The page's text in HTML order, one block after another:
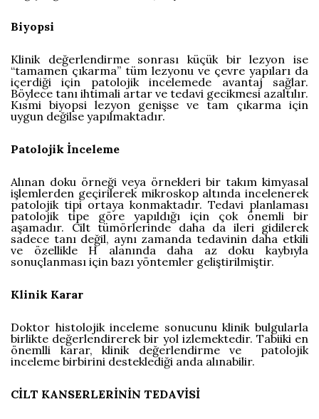
Biyopsi
Klinik değerlendirme sonrası küçük bir lezyon ise
“tamamen çıkarma” tüm lezyonu ve çevre yapıları da
içerdiği için patolojik incelemede avantaj sağlar.
Böylece tanı ihtimali artar ve tedavi gecikmesi azaltılır.
Kısmi biyopsi lezyon genişse ve tam çıkarma için
uygun değilse yapılmaktadır.
Patolojik İnceleme
Alınan doku örneği veya örnekleri bir takım kimyasal
işlemlerden geçirilerek mikroskop altında incelenerek
patolojik tipi ortaya konmaktadır. Tedavi planlaması
patolojik tipe göre yapıldığı için çok önemli bir
aşamadır. Cilt tümörlerinde daha da ileri gidilerek
sadece tanı değil, aynı zamanda tedavinin daha etkili
ve özellikle H alanında daha az doku kaybıyla
sonuçlanması için bazı yöntemler geliştirilmiştir.
Klinik Karar
Doktor histolojik inceleme sonucunu klinik bulgularla
birlikte değerlendirerek bir yol izlemektedir. Tabiiki en
önemlli karar, klinik değerlendirme ve patolojik
inceleme birbirini desteklediği anda alınabilir.
CİLT KANSERLERİNİN TEDAVİSİ